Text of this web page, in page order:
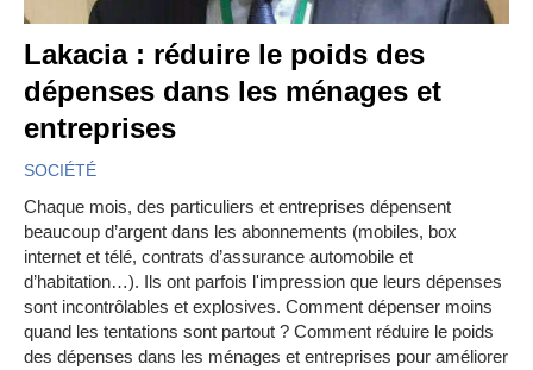
Lakacia : réduire le poids des
dépenses dans les ménages et
entreprises
SOCIÉTÉ
Chaque mois, des particuliers et entreprises dépensent
beaucoup d’argent dans les abonnements (mobiles, box
internet et télé, contrats d’assurance automobile et
d’habitation…). Ils ont parfois l'impression que leurs dépenses
sont incontrôlables et explosives. Comment dépenser moins
quand les tentations sont partout ? Comment réduire le poids
des dépenses dans les ménages et entreprises pour améliorer